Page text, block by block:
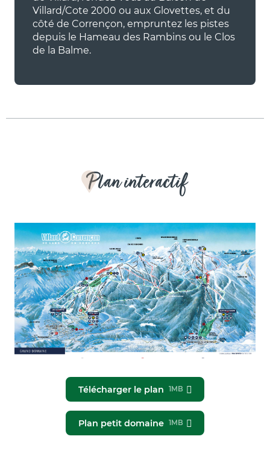
Villard/Cote 2000 ou aux Glovettes, et du
côté de Corrençon, empruntez les pistes
depuis le Hameau des Rambins ou le Clos
de la Balme.
Plan interactif
Télécharger le plan 1MB
Plan petit domaine 1MB